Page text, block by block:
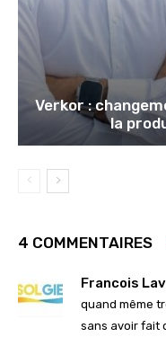
Verkor :
la
4 COMMENTAIRES
Francois
quand même
sans avoir fait